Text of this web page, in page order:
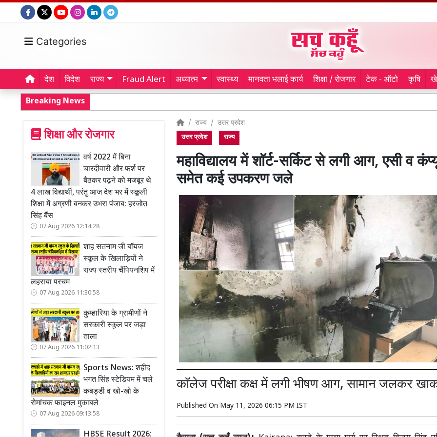
Categories
देश विदेश राज्य Fraud Alert अध्यात्म स्वास्थ्य मानवता भलाई कार्य शिक्षा / रोजगार टेक - ऑटो कृषि
Breaking News
शिक्षा और रोजगार
वर्ष 2022 में बिना
चारदीवारी और फर्श पर
बैठकर पढ़ने को मजबूर थे
4 लाख विद्यार्थी, परंतु आज देश भर में स्कूली
शिक्षा में अग्रणी बनकर उभरा पंजाब: हरजोत
सिंह बैंस
07 Aug 2026 12:14:28
शाह सतनाम जी बॉयज
स्कूल के खिलाड़ियों ने
राज्य स्तरीय चैंपियनशिप में
लहराया परचम
07 Aug 2026 11:30:58
कुम्हारिया के ग्रामीणों ने
सरकारी स्कूल पर जड़ा
ताला
07 Aug 2026 11:02:13
Sports News: शहीद
भगत सिंह स्टेडियम में चले
कबड्डी व खो-खो के
रोमांचक फाइनल मुकाबले
07 Aug 2026 09:13:58
HBSE Result 2026:
राज्य उत्तर प्रदेश
उत्तर प्रदेश राज्य
महाविद्यालय में शॉर्ट-सर्किट से लगी आग, एसी व
समेत कई उपकरण जले
कॉलेज परीक्षा कक्ष में लगी भीषण आग, सामान जलकर
Published On May 11, 2026 06:15 PM IST